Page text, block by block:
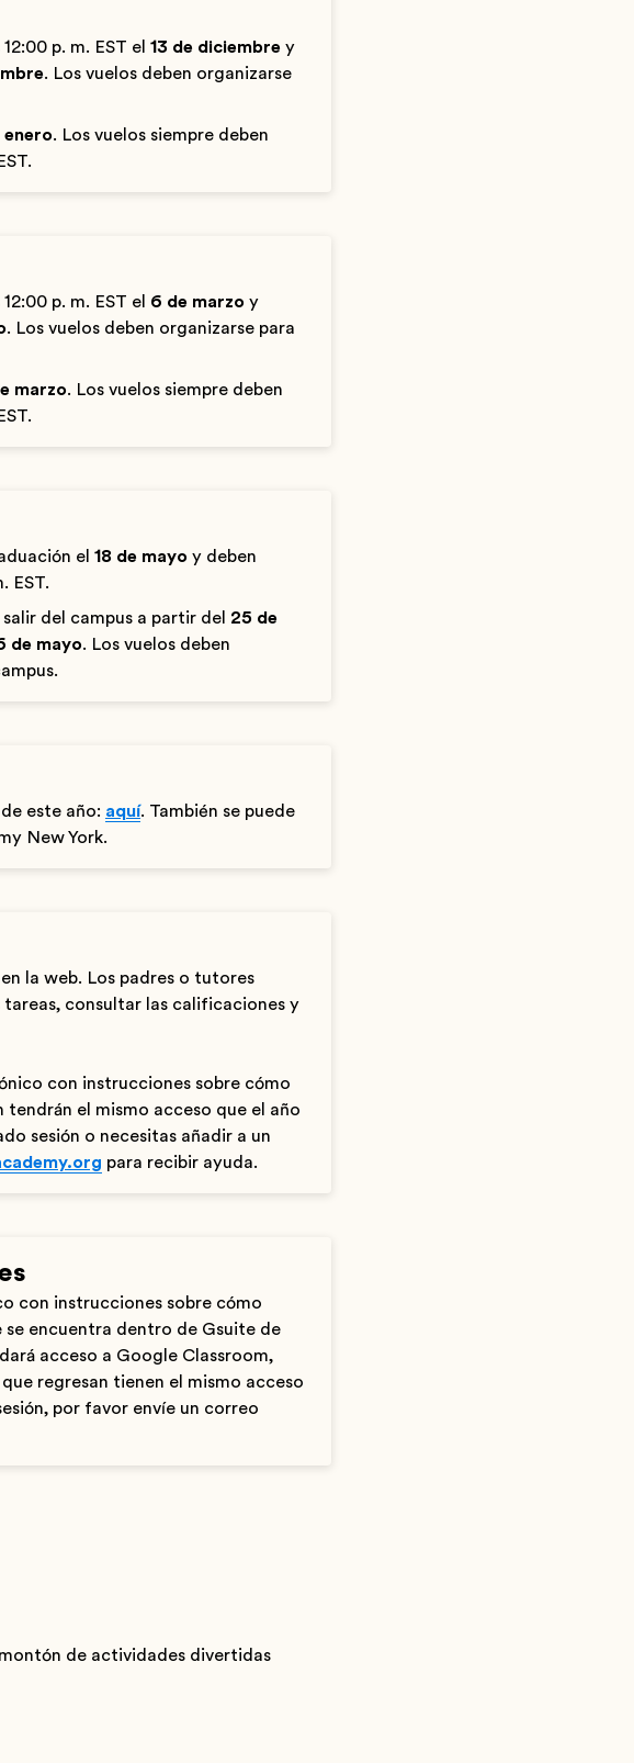
p. m. EST el 13 de diciembre y
. Los vuelos deben organizarse
enero. Los vuelos siempre deben
p. m. EST el 6 de marzo y
. Los vuelos deben organizarse para
marzo. Los vuelos siempre deben
el 18 de mayo y deben
EST.
del campus a partir del 25 de
de mayo. Los vuelos deben
este año: aquí. También se puede
New York.
la web. Los padres o tutores
consultar las calificaciones y
con instrucciones sobre cómo
el mismo acceso que el año
sesión o necesitas añadir a un
para recibir ayuda.
con instrucciones sobre cómo
encuentra dentro de Gsuite de
acceso a Google Classroom,
regresan tienen el mismo acceso
por favor envíe un correo
de actividades divertidas